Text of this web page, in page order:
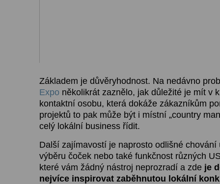
Základem je důvěryhodnost. Na nedávno
Expo několikrát zaznělo, jak důležité je mít v
kontaktní osobu, která dokáže zákazníkům
projektů to pak může být i místní „country
celý lokální business řídit.
Další zajímavostí je naprosto odlišné chování
výběru čoček nebo také funkčnost různých
které vám žádný nástroj neprozradí a zde je
nejvíce inspirovat zaběhnutou lokální